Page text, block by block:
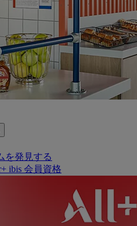
を発見する
ibis 会員資格